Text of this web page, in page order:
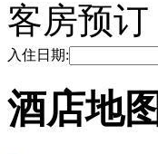
客房预订
入住日期:
酒店地图